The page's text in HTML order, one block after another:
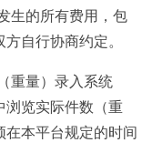
生的所有费用，包
自行协商约定。
重量）录入系统
浏览实际件数（重
本平台规定的时间